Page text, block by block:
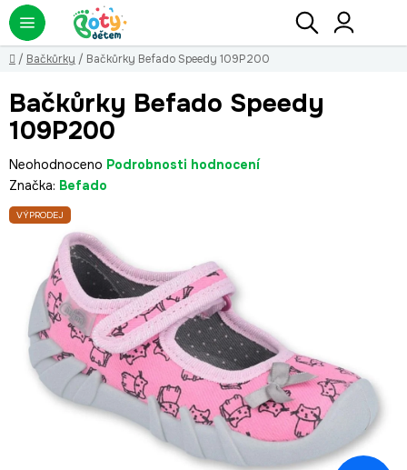
Přejít
na
obsah
Hledat
Domů
/ Bačkůrky / Bačkůrky Befado Speedy 109P200
Bačkůrky Befado Speedy
109P200
Průměrné
hodnocení
produktu
je
hvězdiček.
Neohodnoceno Podrobnosti hodnocení
Značka: Befado
VÝPRODEJ